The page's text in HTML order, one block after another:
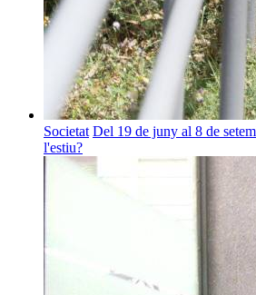
Societat Del 19 de juny al 8 de
l'estiu?